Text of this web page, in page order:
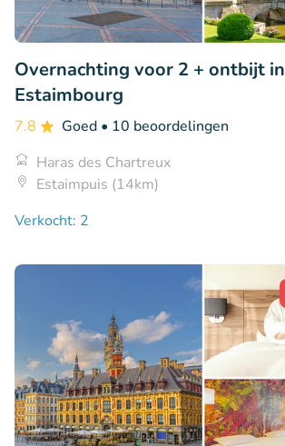
Overnachting voor 2 + ontbijt in
Estaimbourg
7.8 Goed • 10 beoordelingen
Haras des Chartreux
Estaimpuis (14km)
Verkocht: 2